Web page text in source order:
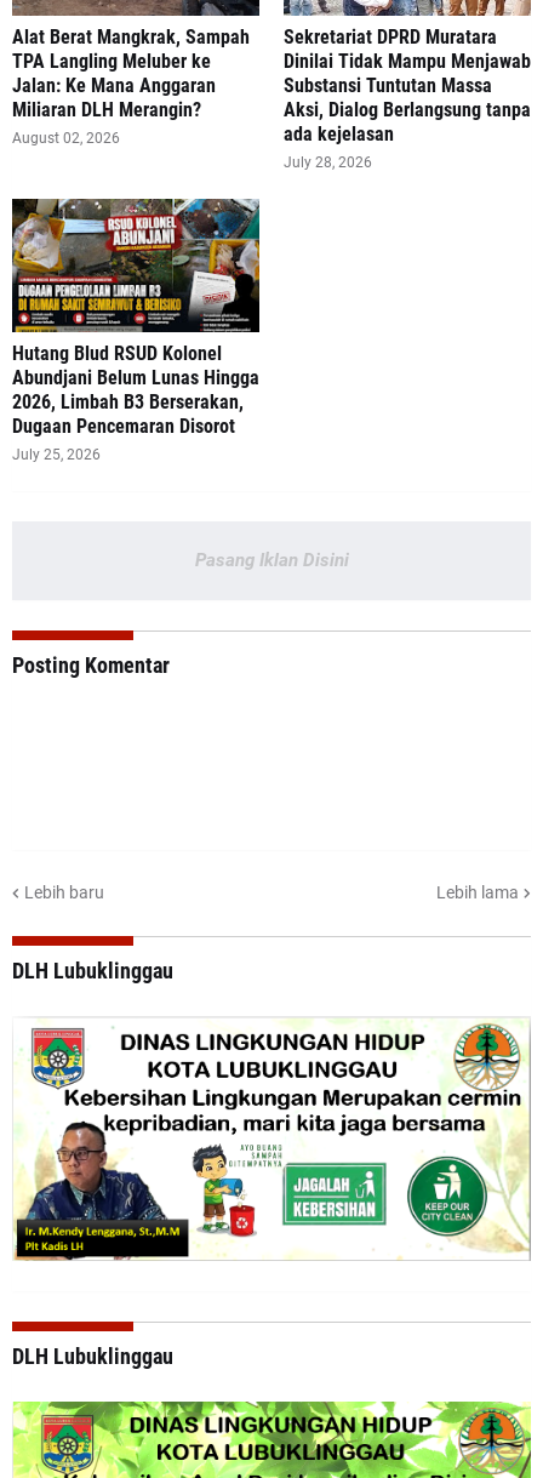
Alat Berat Mangkrak, Sampah
TPA Langling Meluber ke
Jalan: Ke Mana Anggaran
Miliaran DLH Merangin?
August 02, 2026
Sekretariat DPRD Muratara
Dinilai Tidak Mampu Menjawab
Substansi Tuntutan Massa
Aksi, Dialog Berlangsung tanpa
ada kejelasan
July 28, 2026
‎Hutang Blud RSUD Kolonel
Abundjani Belum Lunas Hingga
2026, Limbah B3 Berserakan,
Dugaan Pencemaran Disorot
July 25, 2026
Pasang Iklan Disini
Posting Komentar
Lebih baru Lebih lama
DLH Lubuklinggau
DLH Lubuklinggau